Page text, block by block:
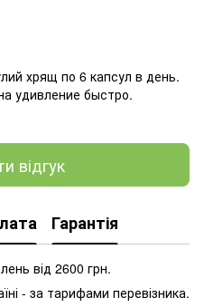
хрящ по 6 капсул в день.
удивление быстро.
відгук
Гарантія
від 2600 грн.
- за тарифами перевізника.